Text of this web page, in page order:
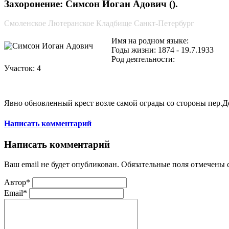
Захоронение: Симсон Иоган Адович ().
Смоленское Лютеранское Кладбище Санкт-Петербург
Имя на родном языке:
Годы жизни: 1874 - 19.7.1933
Род деятельности:
Участок: 4
Явно обновленный крест возле самой ограды со стороны
Написать комментарий
Написать комментарий
Ваш email не будет опубликован. Обязательные поля отмечены
Автор*
Email*